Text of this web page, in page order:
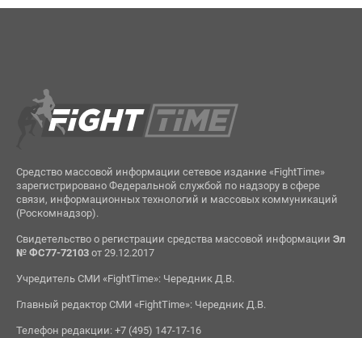
Средство массовой информации сетевое издание «FightTime»
зарегистрировано Федеральной службой по надзору в сфере
связи, информационных технологий и массовых коммуникаций
(Роскомнадзор).
Свидетельство о регистрации средства массовой информации Эл
№ ФС77-72103от 29.12.2017
Учредитель СМИ «FightTime»: Чередник Д.В.
Главный редактор СМИ «FightTime»: Чередник Д.В.
Телефон редакции: +7 (495) 147-17-16